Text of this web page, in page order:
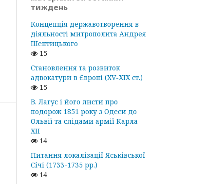
тиждень
Концепція державотворення в
діяльності митрополита Андрея
Шептицького
15
Становлення та розвиток
адвокатури в Європі (ХV-ХІХ ст.)
15
В. Лагус і його листи про
подорож 1851 року з Одеси до
Ольвії та слідами армії Карла
ХІІ
14
Питання локалізації Яськівської
Січі (1733-1735 рр.)
14